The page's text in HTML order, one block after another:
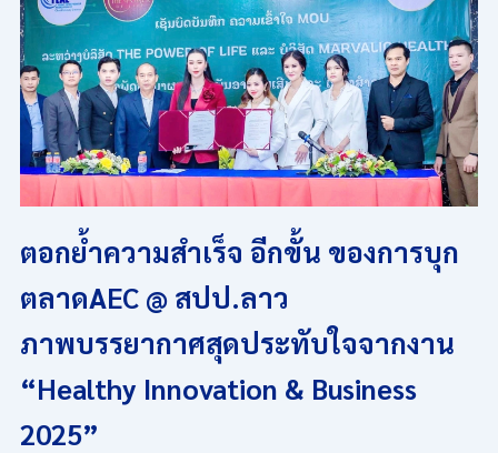
ตอกย้ำความสำเร็จ อีกขั้น ของการบุก
ตลาดAEC @ สปป.ลาว
ภาพบรรยากาศสุดประทับใจจากงาน
“Healthy Innovation & Business
2025”